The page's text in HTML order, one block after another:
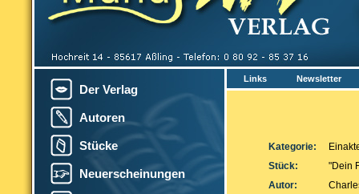
Der Verlag
Autoren
Stücke
Neuerscheinungen
Links Newsletter
Kategorie:
Stück:
"Dein
Autor: